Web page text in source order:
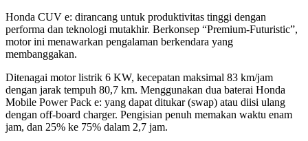
Honda CUV e: dirancang untuk produktivitas tinggi dengan
performa dan teknologi mutakhir. Berkonsep “Premium-Futuristic”,
motor ini menawarkan pengalaman berkendara yang
membanggakan.
Ditenagai motor listrik 6 KW, kecepatan maksimal 83 km/jam
dengan jarak tempuh 80,7 km. Menggunakan dua baterai Honda
Mobile Power Pack e: yang dapat ditukar (swap) atau diisi ulang
dengan off-board charger. Pengisian penuh memakan waktu enam
jam, dan 25% ke 75% dalam 2,7 jam.